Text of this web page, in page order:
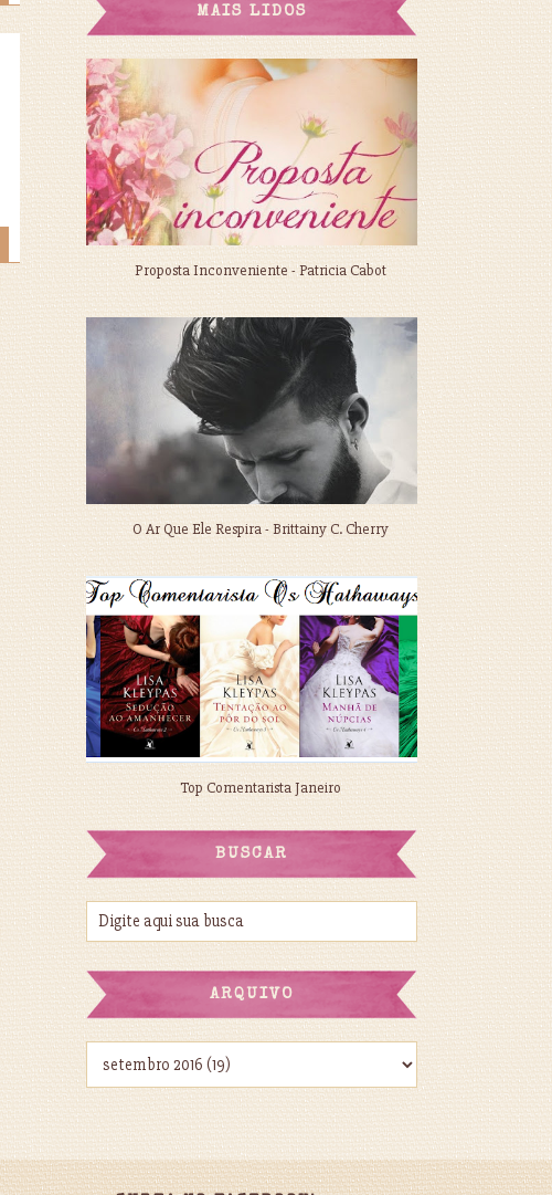
MAIS LIDOS
Proposta Inconveniente - Patricia Cabot
O Ar Que Ele Respira - Brittainy C. Cherry
Top Comentarista Janeiro
BUSCAR
ARQUIVO